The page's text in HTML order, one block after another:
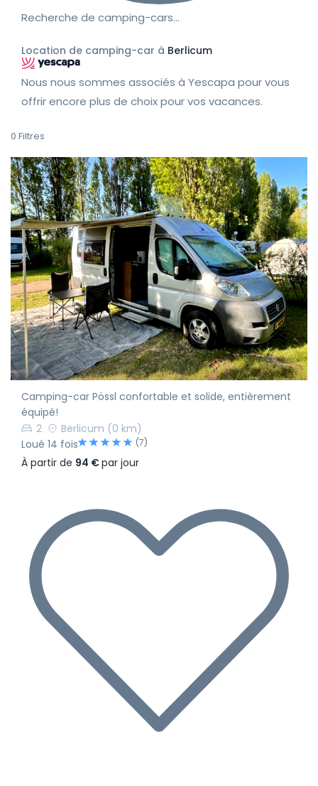
Recherche de camping-cars…
Location de camping-car à Berlicum
Nous nous sommes associés à Yescapa pour vous
offrir encore plus de choix pour vos vacances.
0 Filtres
Camping-car Pössl confortable et solide, entièrement
équipé!
2
Berlicum (0 km)
Loué 14 fois
(7)
À partir de 94 €par jour